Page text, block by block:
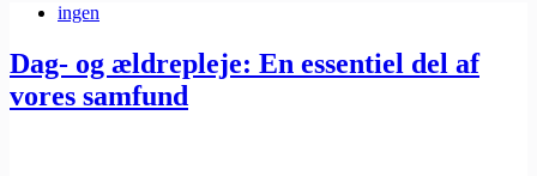
ingen
Dag- og ældrepleje: En essentiel del af
vores samfund